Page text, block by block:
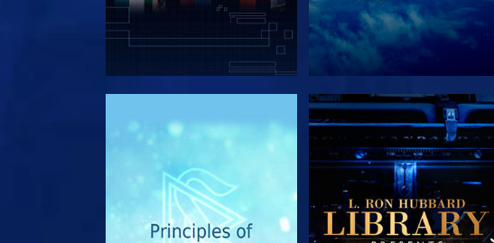
UTFORSKA SERIEN UTFORSKA SERIEN